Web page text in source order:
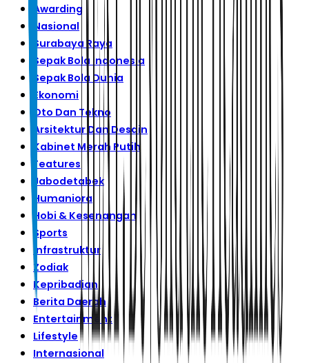
Awarding
Nasional
Surabaya Raya
Sepak Bola Indonesia
Sepak Bola Dunia
Ekonomi
Oto Dan Tekno
Arsitektur Dan Desain
Kabinet Merah Putih
Features
Jabodetabek
Humaniora
Hobi & Kesenangan
Sports
Infrastruktur
Zodiak
Kepribadian
Berita Daerah
Entertainment
Lifestyle
Internasional